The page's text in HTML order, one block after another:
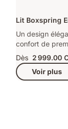
Lit Boxspring
Un design
confort de
Dès 2 999.00
Voir plus